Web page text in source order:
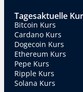
Tagesaktuelle
Bitcoin Kurs
Cardano Kurs
Dogecoin Kurs
Ethereum Kurs
Pepe Kurs
Ripple Kurs
Solana Kurs